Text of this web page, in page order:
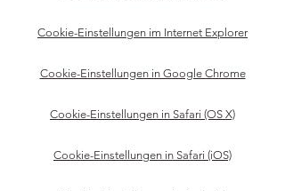
Cookie-Einstellungen im Internet Explorer
Cookie-Einstellungen in Google Chrome
Cookie-Einstellungen in Safari (OS X)
Cookie-Einstellungen in Safari (iOS)